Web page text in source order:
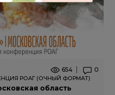
654 0
РОАГ (ОЧНЫЙ ФОРМАТ)
область